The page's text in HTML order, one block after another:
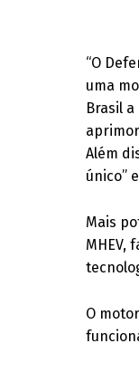
“O
uma
Brasil
Além
único”
Mais
MHEV,
O